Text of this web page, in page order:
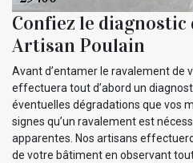
Confiez le diagnostic
Artisan Poulain
Avant d’entamer le ravalement de
effectuera tout d’abord un
éventuelles dégradations que vos
signes qu’un ravalement est
apparentes. Nos artisans
de votre bâtiment en observant